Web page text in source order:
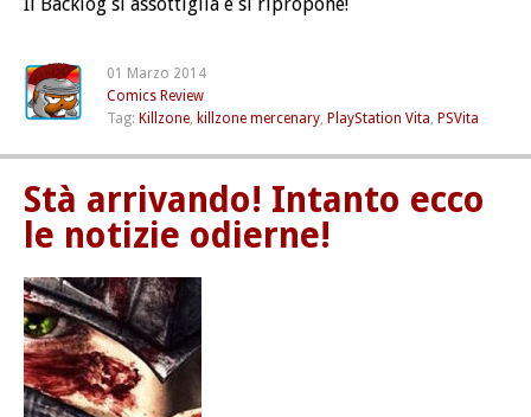
01 Marzo 2014
Comics Review
Tag: Killzone, killzone mercenary, PlayStation Vita, PSVita
Stà arrivando! Intanto ecco
le notizie odierne!